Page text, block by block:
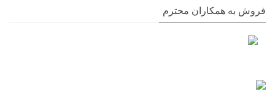
فروش به همکاران محترم